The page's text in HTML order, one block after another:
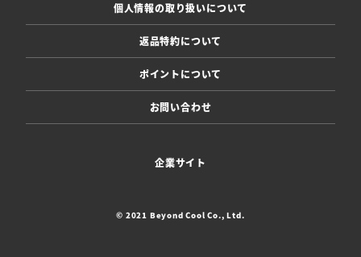
個人情報の取り扱いについて
返品特約について
ポイントについて
お問い合わせ
企業サイト
© 2021 Beyond Cool Co., Ltd.